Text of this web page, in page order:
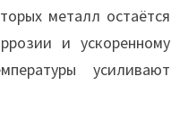
металл остаётся
и ускоренному
усиливают